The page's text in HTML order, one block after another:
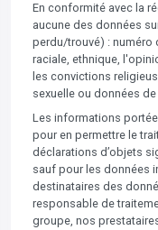
En conformité avec la
aucune des données
perdu/trouvé) : numéro
raciale, ethnique,
les convictions
sexuelle ou données
Les informations
pour en permettre le
déclarations d’objets
sauf pour les données
destinataires des
responsable de
groupe, nos